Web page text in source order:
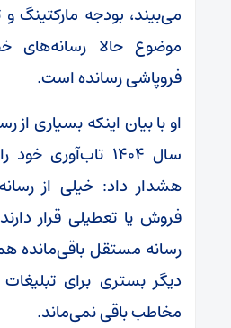
می‌بیند، بودجه مارکتینگ
موضوع حالا رسانه‌های
فروپاشی رسانده است.
او با بیان اینکه بسیاری
سال ۱۴۰۴ تاب‌آوری
هشدار داد: خیلی از
فروش یا تعطیلی قرار
رسانه مستقل باقی‌مانده هم
دیگر بستری برای تبلیغات
مخاطب باقی نمی‌ماند.